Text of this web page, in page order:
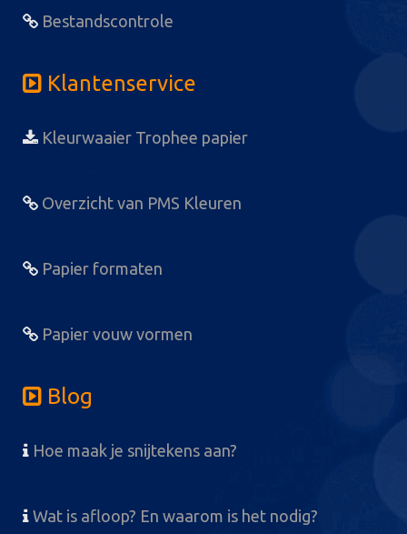
Bestandscontrole
Klantenservice
Kleurwaaier Trophee papier
Overzicht van PMS Kleuren
Papier formaten
Papier vouw vormen
Blog
Hoe maak je snijtekens aan?
Wat is afloop? En waarom is het nodig?